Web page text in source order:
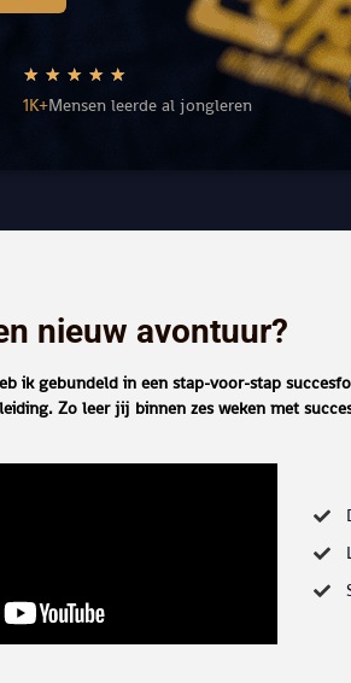
★ ★ ★ ★ ★
1K+Mensen leerde al jongleren
nieuw avontuur?
ik gebundeld in een stap-voor-stap
Zo leer jij binnen zes weken met